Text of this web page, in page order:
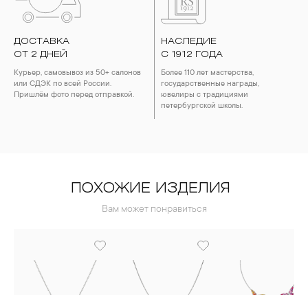
ДОСТАВКА
ОТ 2 ДНЕЙ
Курьер, самовывоз из 50+ салонов
или СДЭК по всей России.
Пришлём фото перед отправкой.
НАСЛЕДИЕ
С 1912 ГОДА
Более 110 лет мастерства,
государственные награды,
ювелиры с традициями
петербургской школы.
ПОХОЖИЕ ИЗДЕЛИЯ
Вам может понравиться